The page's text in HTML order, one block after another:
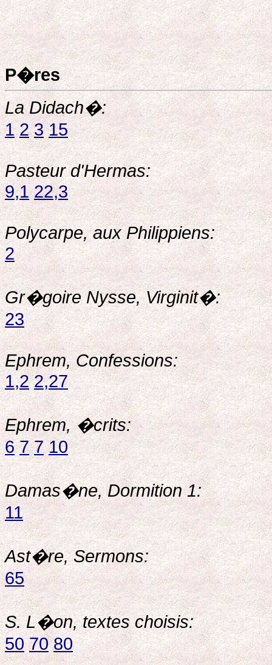
P�res
La Didach�:
1 2 3 15
Pasteur d'Hermas:
9,1 22,3
Polycarpe, aux Philippiens:
2
Gr�goire Nysse, Virginit�:
23
Ephrem, Confessions:
1,2 2,27
Ephrem, �crits:
6 7 7 10
Damas�ne, Dormition 1:
11
Ast�re, Sermons:
65
S. L�on, textes choisis:
50 70 80